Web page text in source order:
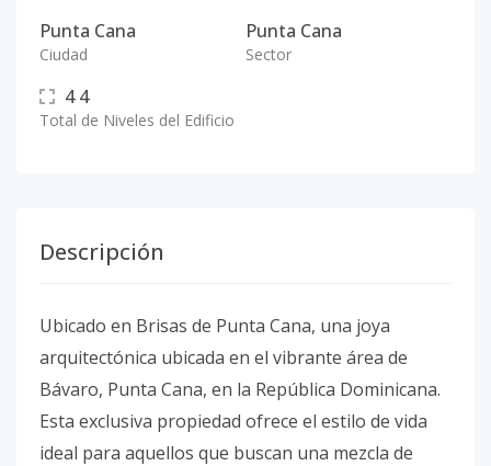
Punta Cana
Ciudad
Punta Cana
Sector
4 4
Total de Niveles del Edificio
Descripción
Ubicado en Brisas de Punta Cana, una joya
arquitectónica ubicada en el vibrante área de
Bávaro, Punta Cana, en la República Dominicana.
Esta exclusiva propiedad ofrece el estilo de vida
ideal para aquellos que buscan una mezcla de